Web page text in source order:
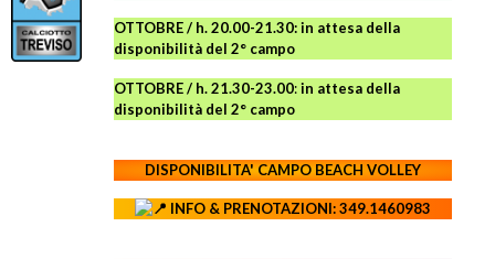
OTTOBRE / h. 20.00-21.30:in attesa della
disponibilità del 2° campo
OTTOBRE / h. 21.30-23.00:in attesa della
disponibilità del 2° campo
DISPONIBILITA' CAMPOBEACH VOLLEY
INFO & PRENOTAZIONI: 349.1460983